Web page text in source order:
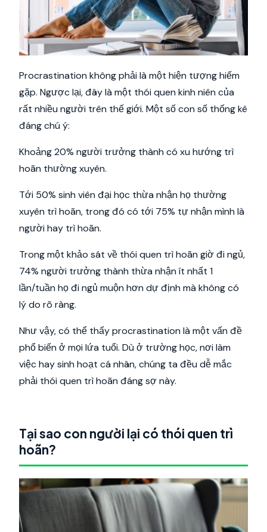
Procrastination không phải là một hiện tượng hiếm
gặp. Ngược lại, đây là một thói quen kinh niên của
rất nhiều người trên thế giới. Một số con số thống kê
đáng chú ý:
Khoảng 20% người trưởng thành có xu hướng trì
hoãn thường xuyên.
Tới 50% sinh viên đại học thừa nhận họ thường
xuyên trì hoãn, trong đó có tới 75% tự nhận mình là
người hay trì hoãn.
Trong một khảo sát về thói quen trì hoãn giờ đi ngủ,
74% người trưởng thành thừa nhận ít nhất 1
lần/tuần họ đi ngủ muộn hơn dự định mà không có
lý do rõ ràng.
Như vậy, có thể thấy procrastination là một vấn đề
phổ biến ở mọi lứa tuổi. Dù ở trường học, nơi làm
việc hay sinh hoạt cá nhân, chúng ta đều dễ mắc
phải thói quen trì hoãn đáng sợ này.
Tại sao con người lại có thói quen trì
hoãn?